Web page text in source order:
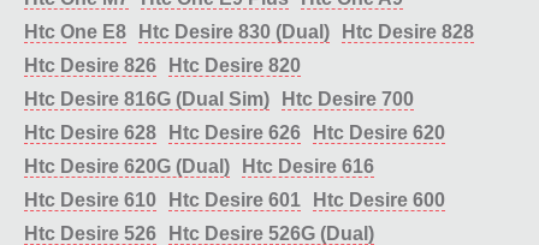
Htc One E8
Htc Desire 830 (Dual)
Htc Desire 828
Htc Desire 826
Htc Desire 820
Htc Desire 816G (Dual Sim)
Htc Desire 700
Htc Desire 628
Htc Desire 626
Htc Desire 620
Htc Desire 620G (Dual)
Htc Desire 616
Htc Desire 610
Htc Desire 601
Htc Desire 600
Htc Desire 526
Htc Desire 526G (Dual)